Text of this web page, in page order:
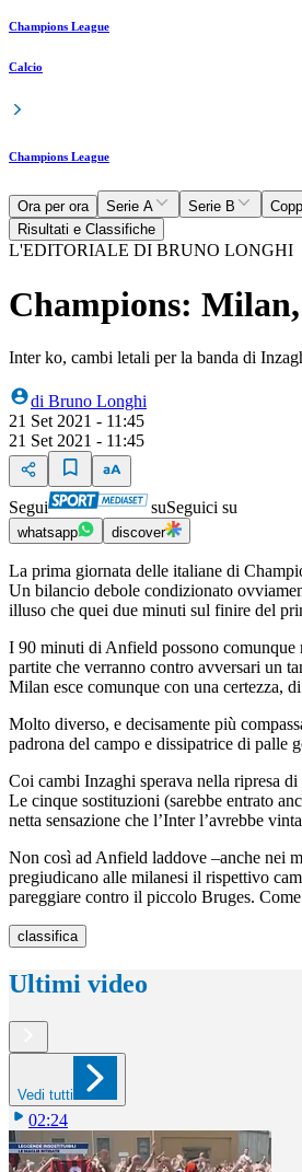
Champions League
Calcio
Champions League
Ora per ora Serie A Serie B
Risultati e Classifiche
L'EDITORIALE DI BRUNO LONGHI
Champions:
Inter ko, cambi letali per la banda di
di Bruno Longhi
21 Set 2021 - 11:45
21 Set 2021 - 11:45
Segui suSeguici su
whatsapp discover
La prima giornata delle italiane di
Un bilancio debole condizionato
illuso che quei due minuti sul finire del
I 90 minuti di Anfield possono comunque
partite che verranno contro avversari un
Milan esce comunque con una certezza,
Molto diverso, e decisamente più
padrona del campo e dissipatrice di palle
Coi cambi Inzaghi sperava nella ripresa
Le cinque sostituzioni (sarebbe entrato
netta sensazione che l’Inter l’avrebbe
Non così ad Anfield laddove –anche nei
pregiudicano alle milanesi il rispettivo
pareggiare contro il piccolo Bruges.
classifica
Ultimi video
Vedi tutti
02:24